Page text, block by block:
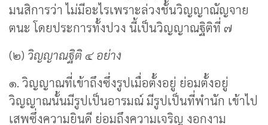
มนสิการว่า ไม่มีอะไรเพราะล่วงชั้นวิญญาณัญจาย
ตนะ โดยประการทั้งปวง นี้เป็นวิญญาณฐิติที่ ๗
(๒) วิญญาณฐิติ ๔ อย่าง
๑. วิญญาณที่เข้าถึงซึ่งรูปเมื่อตั้งอยู่ ย่อมตั้งอยู่
วิญญาณนั้นมีรูปเป็นอารมณ์ มีรูปเป็นที่พำนัก เข้าไป
เสพซึ่งความยินดี ย่อมถึงความเจริญ งอกงาม